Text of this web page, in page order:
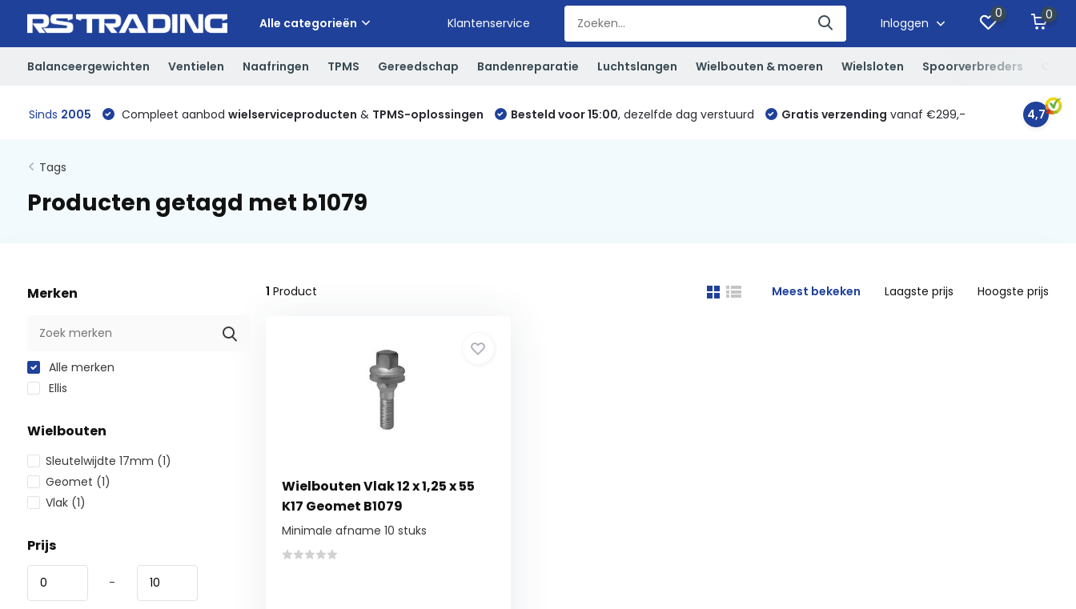
Alle categorieën Klantenservice Inloggen
0 0
Balanceergewichten Ventielen Naafringen TPMS Gereedschap Bandenreparatie Luchtslangen Wielbouten & moeren Wielsloten Spoorverbreders
Sinds 2005 Compleet aanbod wielserviceproducten & TPMS-oplossingen Besteld voor 15:00, dezelfde dag verstuurd Gratis verzending vanaf €299,- 4,7
Tags
Producten getagd met b1079
Merken
Alle merken
Ellis
Wielbouten
Sleutelwijdte 17mm (1)
Geomet (1)
Vlak (1)
Prijs
-
1 Product Meest bekeken Laagste prijs Hoogste prijs
Wielbouten Vlak 12 x 1,25 x 55
K17 Geomet B1079
Minimale afname 10 stuks